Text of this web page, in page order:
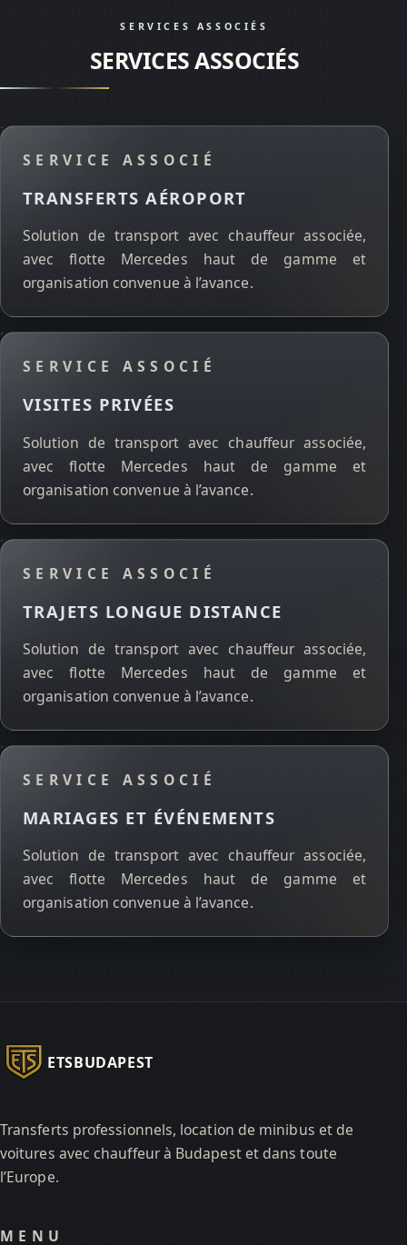
SERVICES ASSOCIÉS
SERVICES ASSOCIÉS
SERVICE ASSOCIÉ
TRANSFERTS AÉROPORT
Solution de transport avec chauffeur associée,
avec flotte Mercedes haut de gamme et
organisation convenue à l’avance.
SERVICE ASSOCIÉ
VISITES PRIVÉES
Solution de transport avec chauffeur associée,
avec flotte Mercedes haut de gamme et
organisation convenue à l’avance.
SERVICE ASSOCIÉ
TRAJETS LONGUE DISTANCE
Solution de transport avec chauffeur associée,
avec flotte Mercedes haut de gamme et
organisation convenue à l’avance.
SERVICE ASSOCIÉ
MARIAGES ET ÉVÉNEMENTS
Solution de transport avec chauffeur associée,
avec flotte Mercedes haut de gamme et
organisation convenue à l’avance.
ETSBUDAPEST
Transferts professionnels, location de minibus et de
voitures avec chauffeur à Budapest et dans toute
l’Europe.
MENU